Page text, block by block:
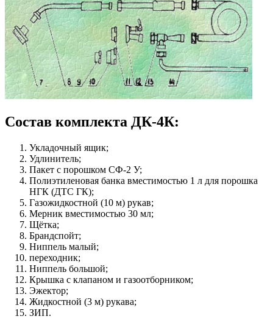
Состав комплекта ДК-4К:
Укладочный ящик;
Удлинитель;
Пакет с порошком СФ-2 У;
Полиэтиленовая банка вместимостью 1 л для порошка
НГК (ДТС ГК);
Газожидкостной (10 м) рукав;
Мерник вместимостью 30 мл;
Щётка;
Брандспойт;
Ниппель малый;
переходник;
Ниппель большой;
Крышка с клапаном и газоотборником;
Эжектор;
Жидкостной (3 м) рукава;
ЗИП.